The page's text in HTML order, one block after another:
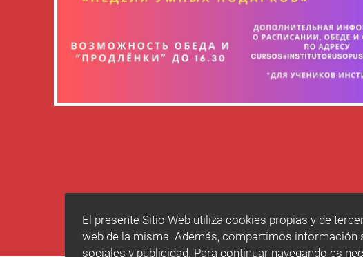
El presente Sitio Web utiliza cookies propias y de
web de la misma. Además, compartimos información
sociales y publicidad. Para continuar navegando es